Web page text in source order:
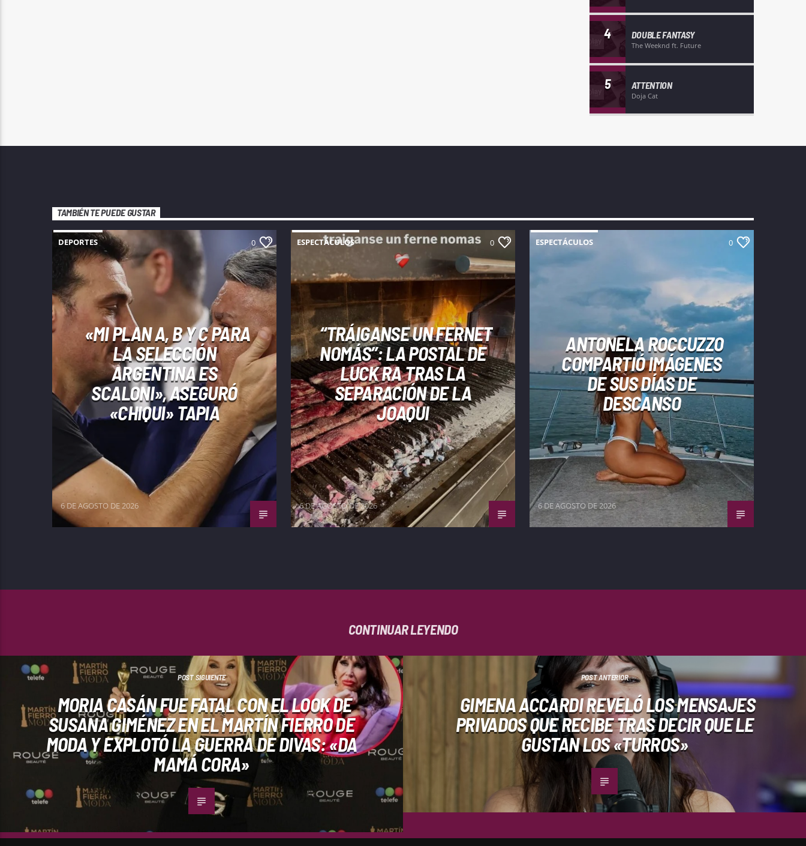
4 DOUBLE FANTASY
The Weeknd ft. Future
5 ATTENTION
Doja Cat
TAMBIÉN TE PUEDE GUSTAR
DEPORTES 0
«MI PLAN A, B Y C PARA
LA SELECCIÓN
ARGENTINA ES
SCALONI», ASEGURÓ
«CHIQUI» TAPIA
6 DE AGOSTO DE 2026
ESPECTÁCULOS 0
“TRÁIGANSE UN FERNET
NOMÁS”: LA POSTAL DE
LUCK RA TRAS LA
SEPARACIÓN DE LA
JOAQUI
6 DE AGOSTO DE 2026
ESPECTÁCULOS 0
ANTONELA ROCCUZZO
COMPARTIÓ IMÁGENES
DE SUS DÍAS DE
DESCANSO
6 DE AGOSTO DE 2026
CONTINUAR LEYENDO
POST SIGUIENTE
MORIA CASÁN FUE FATAL CON EL LOOK DE
SUSANA GIMÉNEZ EN EL MARTÍN FIERRO DE
MODA Y EXPLOTÓ LA GUERRA DE DIVAS: «DA
MAMÁ CORA»
POST ANTERIOR
GIMENA ACCARDI REVELÓ LOS MENSAJES
PRIVADOS QUE RECIBE TRAS DECIR QUE LE
GUSTAN LOS «TURROS»